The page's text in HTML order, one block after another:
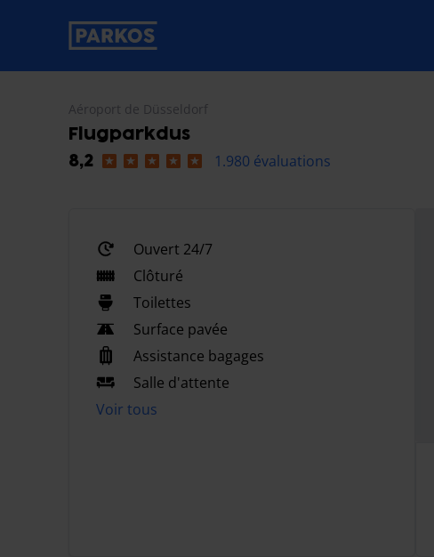
étiquette-de-navigation-principale
Aéroport de Düsseldorf
Flugparkdus
8,2
1.980 évaluations
Ouvert 24/7
Clôturé
Toilettes
Surface pavée
Assistance bagages
Salle d'attente
Voir tous